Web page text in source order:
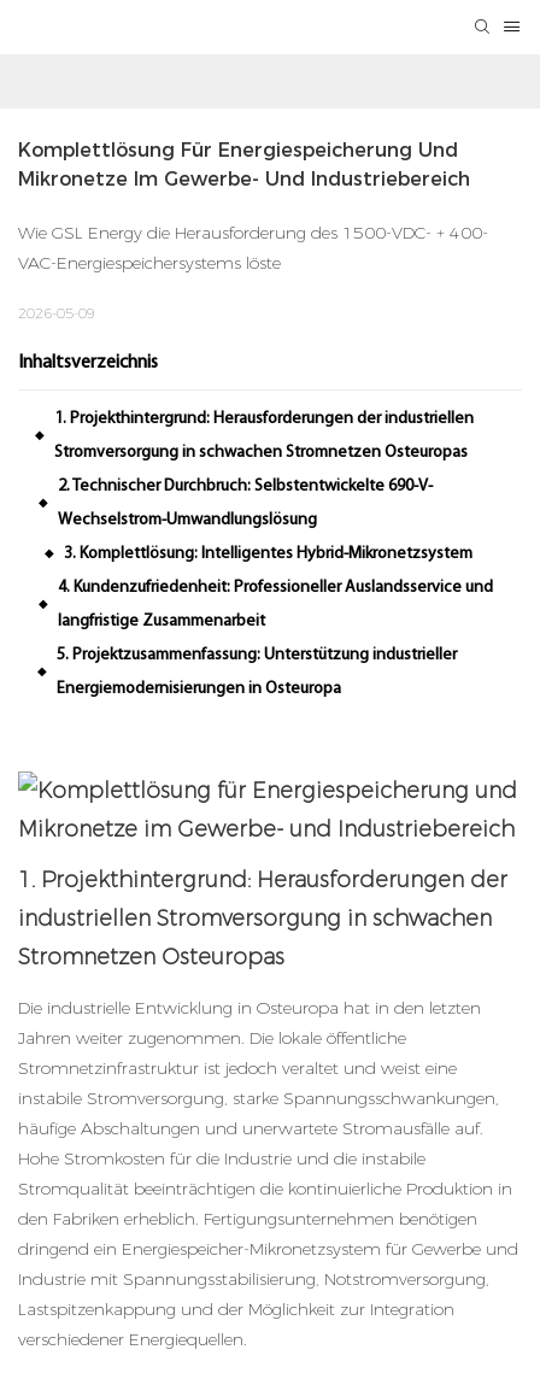
Komplettlösung Für Energiespeicherung Und
Mikronetze Im Gewerbe- Und Industriebereich
Wie GSL Energy die Herausforderung des 1500-VDC- + 400-
VAC-Energiespeichersystems löste
2026-05-09
Inhaltsverzeichnis
◆
1. Projekthintergrund: Herausforderungen der industriellen
Stromversorgung in schwachen Stromnetzen Osteuropas
◆
2. Technischer Durchbruch: Selbstentwickelte 690-V-
Wechselstrom-Umwandlungslösung
◆ 3. Komplettlösung: Intelligentes Hybrid-Mikronetzsystem
◆
4. Kundenzufriedenheit: Professioneller Auslandsservice und
langfristige Zusammenarbeit
◆
5. Projektzusammenfassung: Unterstützung industrieller
Energiemodernisierungen in Osteuropa
1. Projekthintergrund: Herausforderungen der
industriellen Stromversorgung in schwachen
Stromnetzen Osteuropas
Die industrielle Entwicklung in Osteuropa hat in den letzten
Jahren weiter zugenommen. Die lokale öffentliche
Stromnetzinfrastruktur ist jedoch veraltet und weist eine
instabile Stromversorgung, starke Spannungsschwankungen,
häufige Abschaltungen und unerwartete Stromausfälle auf.
Hohe Stromkosten für die Industrie und die instabile
Stromqualität beeinträchtigen die kontinuierliche Produktion in
den Fabriken erheblich. Fertigungsunternehmen benötigen
dringend ein Energiespeicher-Mikronetzsystem für Gewerbe und
Industrie mit Spannungsstabilisierung, Notstromversorgung,
Lastspitzenkappung und der Möglichkeit zur Integration
verschiedener Energiequellen.